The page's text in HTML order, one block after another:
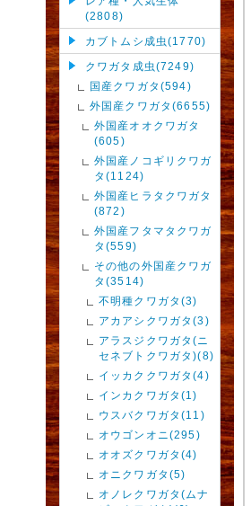
(2808)
カブトムシ成虫(1770)
クワガタ成虫(7249)
国産クワガタ(594)
外国産クワガタ(6655)
外国産オオクワガタ
(605)
外国産ノコギリクワガ
タ(1124)
外国産ヒラタクワガタ
(872)
外国産フタマタクワガ
タ(559)
その他の外国産クワガ
タ(3514)
不明種クワガタ(3)
アカアシクワガタ(3)
アラスジクワガタ(ニ
セネブトクワガタ)(8)
イッカククワガタ(4)
インカクワガタ(1)
ウスバクワガタ(11)
オウゴンオニ(295)
オオズクワガタ(4)
オニクワガタ(5)
オノレクワガタ(ムナ